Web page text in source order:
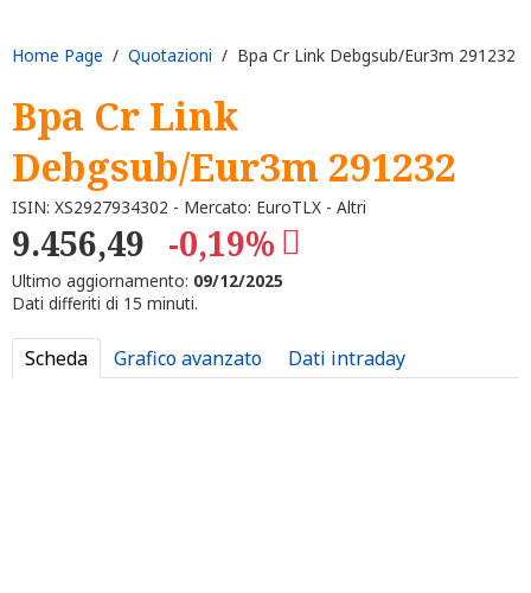
Home Page / Quotazioni / Bpa Cr Link Debgsub/Eur3m 291232
Bpa Cr Link
Debgsub/Eur3m 291232
ISIN: XS2927934302 - Mercato: EuroTLX - Altri
9.456,49 -0,19%
Ultimo aggiornamento: 09/12/2025
Dati differiti di 15 minuti.
Scheda Grafico avanzato Dati intraday